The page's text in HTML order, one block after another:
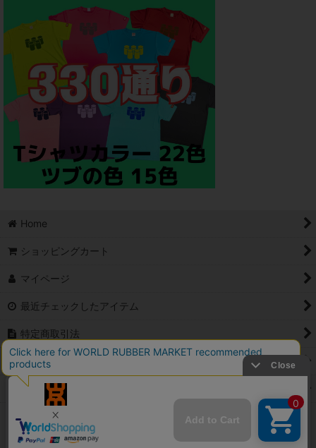
Home
ショッピングカート
マイページ
最近チェックしたアイテム
特定商取引法
ご利用案内
Contact